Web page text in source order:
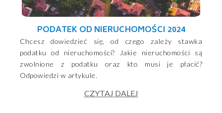
PODATEK OD NIERUCHOMOŚCI 2024
Chcesz dowiedzieć się, od czego zależy stawka
podatku od nieruchomości? Jakie nieruchomości są
zwolnione z podatku oraz kto musi je płacić?
Odpowiedzi w artykule.
CZYTAJ DALEJ